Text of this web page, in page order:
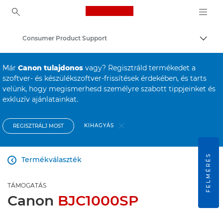
Canon Logo, back to
Consumer Product Support
Már Canon tulajdonos vagy? Regisztráld termékedet a
szoftver- és készülékszoftver-frissítések érdekében, és tarts
velünk, hogy megismerhesd személyre szabott tippjeinket és
exkluzív ajánlatainkat.
REGISZTRÁLJ MOST KIHAGYÁS
Termékválaszték

TÁMOGATÁS
Canon BJC1000SP
FELMÉRÉS